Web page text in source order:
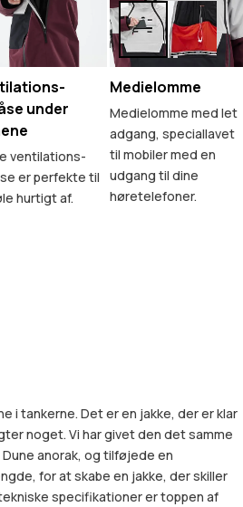
under
ventilations-
er perfekte til
hurtigt af.
Medielomme
Medielomme med let
adgang, speciallavet
til mobiler med en
udgang til dine
høretelefoner.
i tankerne. Det er en jakke, der er klar
noget. Vi har givet den det samme
anorak, og tilføjede en
for at skabe en jakke, der skiller
specifikationer er toppen af